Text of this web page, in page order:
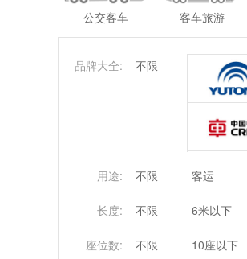
公交客车 客车旅游
品牌大全: 不限
用途: 不限 客运
长度: 不限 6米以下
座位数: 不限 10座以下